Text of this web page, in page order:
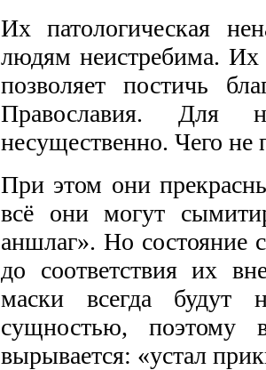
Их патологическая
людям неистребима. Их
позволяет постичь
Православия. Для
несущественно. Чего не
При этом они
всё они могут
аншлаг». Но состояние
до соответствия их
маски всегда будут
сущностью,
вырывается: «устал